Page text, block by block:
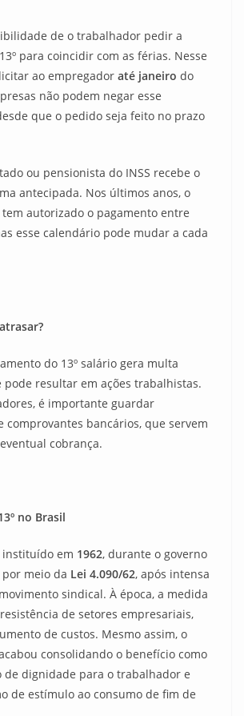
de o trabalhador pedir a
para coincidir com as férias. Nesse
ao empregador até janeiro do
não podem negar esse
que o pedido seja feito no prazo
ou pensionista do INSS recebe o
antecipada. Nos últimos anos, o
autorizado o pagamento entre
esse calendário pode mudar a cada
do 13º salário gera multa
resultar em ações trabalhistas.
é importante guardar
comprovantes bancários, que servem
cobrança.
no Brasil
instituído em 1962, durante o governo
por meio da Lei 4.090/62, após intensa
sindical. À época, a medida
de setores empresariais,
de custos. Mesmo assim, o
consolidando o benefício como
dignidade para o trabalhador e
de estímulo ao consumo de fim de